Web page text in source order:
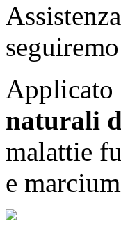
Applicato
naturali
malattie
e